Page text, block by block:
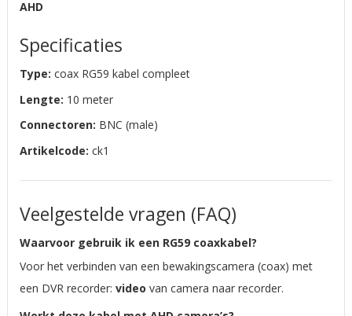
AHD
Specificaties
Type: coax RG59 kabel compleet
Lengte: 10 meter
Connectoren: BNC (male)
Artikelcode: ck1
Veelgestelde vragen (FAQ)
Waarvoor gebruik ik een RG59 coaxkabel?
Voor het verbinden van een bewakingscamera (coax) met
een DVR recorder: video van camera naar recorder.